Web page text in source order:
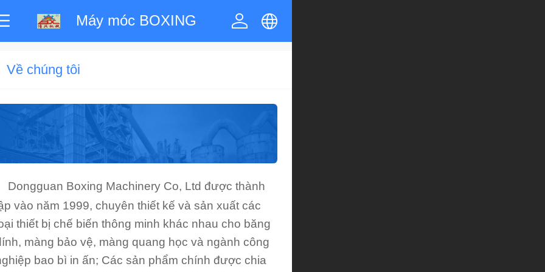
Máy móc BOXING
한국어
français
Về chúng tôi
Dongguan Boxing Machinery Co, Ltd được thành
vào năm 1999, chuyên thiết kế và sản xuất các
thiết bị chế biến thông minh khác nhau cho băng
màng bảo vệ, màng quang học và ngành công
bao bì in ấn; Các sản phẩm chính được chia